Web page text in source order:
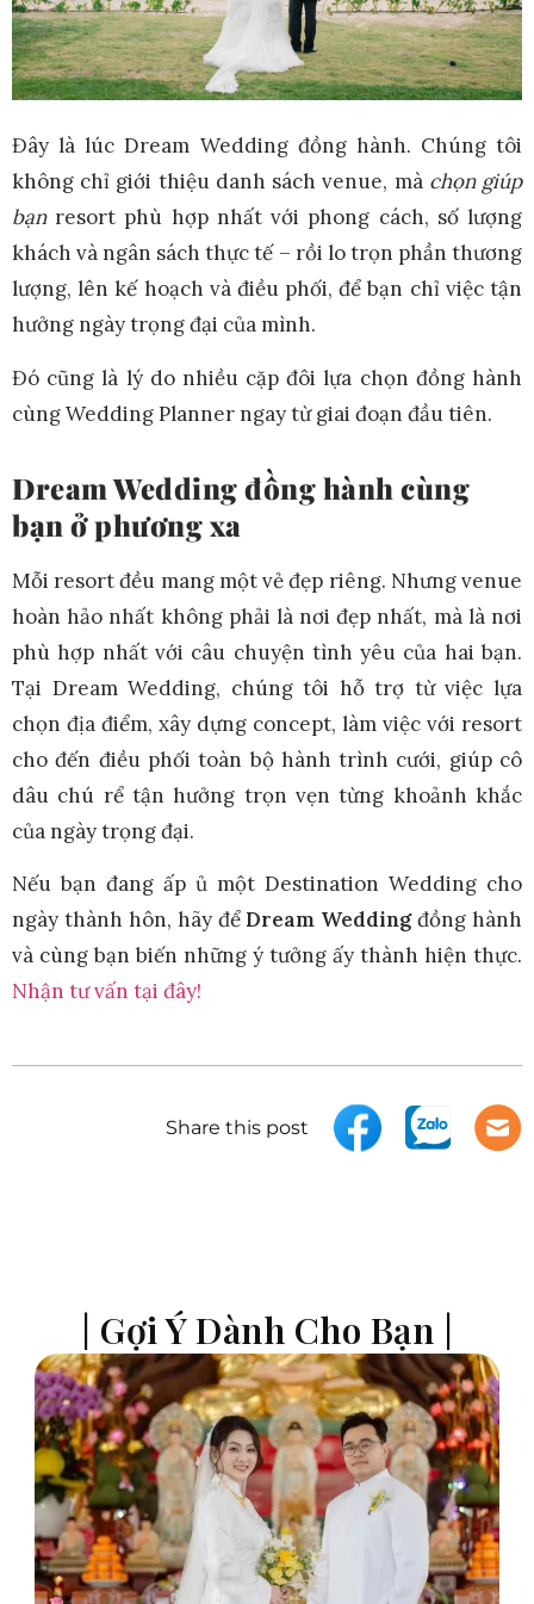
Đây là lúc Dream Wedding đồng hành. Chúng tôi
không chỉ giới thiệu danh sách venue, mà chọn giúp
bạnresort phù hợp nhất với phong cách, số lượng
khách và ngân sách thực tế – rồi lo trọn phần thương
lượng, lên kế hoạch và điều phối, để bạn chỉ việc tận
hưởng ngày trọng đại của mình.
Đó cũng là lý do nhiều cặp đôi lựa chọn đồng hành
cùng Wedding Planner ngay từ giai đoạn đầu tiên.
Dream Wedding đồng hành cùng
bạn ở phương xa
Mỗi resort đều mang một vẻ đẹp riêng. Nhưng venue
hoàn hảo nhất không phải là nơi đẹp nhất, mà là nơi
phù hợp nhất với câu chuyện tình yêu của hai bạn.
Tại Dream Wedding, chúng tôi hỗ trợ từ việc lựa
chọn địa điểm, xây dựng concept, làm việc với resort
cho đến điều phối toàn bộ hành trình cưới, giúp cô
dâu chú rể tận hưởng trọn vẹn từng khoảnh khắc
của ngày trọng đại.
Nếu bạn đang ấp ủ một Destination Wedding cho
ngày thành hôn, hãy để Dream Weddingđồng hành
và cùng bạn biến những ý tưởng ấy thành hiện thực.
Nhận tư vấn tại đây!
Share this post
| Gợi Ý Dành Cho Bạn |